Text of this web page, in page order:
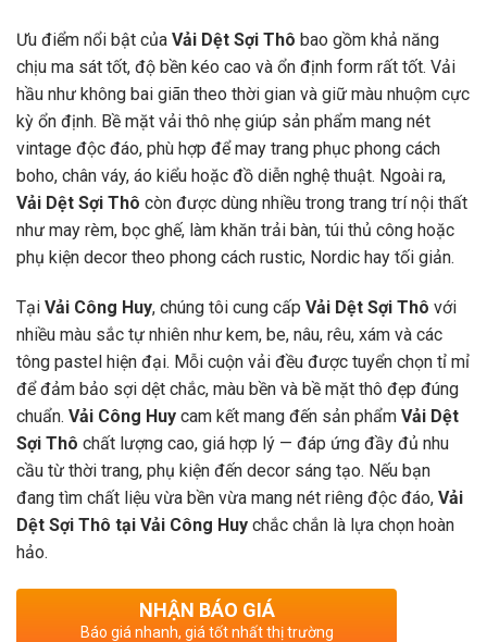
Ưu điểm nổi bật của Vải Dệt Sợi Thô bao gồm khả năng
chịu ma sát tốt, độ bền kéo cao và ổn định form rất tốt. Vải
hầu như không bai giãn theo thời gian và giữ màu nhuộm cực
kỳ ổn định. Bề mặt vải thô nhẹ giúp sản phẩm mang nét
vintage độc đáo, phù hợp để may trang phục phong cách
boho, chân váy, áo kiểu hoặc đồ diễn nghệ thuật. Ngoài ra,
Vải Dệt Sợi Thô còn được dùng nhiều trong trang trí nội thất
như may rèm, bọc ghế, làm khăn trải bàn, túi thủ công hoặc
phụ kiện decor theo phong cách rustic, Nordic hay tối giản.
Tại Vải Công Huy, chúng tôi cung cấp Vải Dệt Sợi Thô với
nhiều màu sắc tự nhiên như kem, be, nâu, rêu, xám và các
tông pastel hiện đại. Mỗi cuộn vải đều được tuyển chọn tỉ mỉ
để đảm bảo sợi dệt chắc, màu bền và bề mặt thô đẹp đúng
chuẩn. Vải Công Huy cam kết mang đến sản phẩm Vải Dệt
Sợi Thô chất lượng cao, giá hợp lý — đáp ứng đầy đủ nhu
cầu từ thời trang, phụ kiện đến decor sáng tạo. Nếu bạn
đang tìm chất liệu vừa bền vừa mang nét riêng độc đáo, Vải
Dệt Sợi Thô tại Vải Công Huy chắc chắn là lựa chọn hoàn
hảo.
NHẬN BÁO GIÁ
Báo giá nhanh, giá tốt nhất thị trường